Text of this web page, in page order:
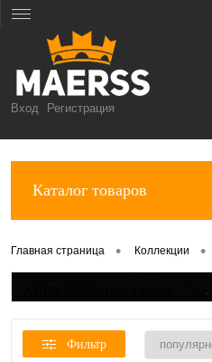
Вход Регистрация
Каталог товаров
Главная страница • Коллекции •
Фильтр